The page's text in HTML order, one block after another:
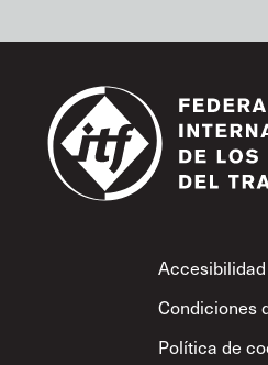
Footer
Accesibilidad
Condiciones
Política de